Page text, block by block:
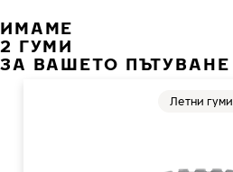
ИМАМЕ
2 ГУМИ
ЗА ВАШЕТО ПЪТУВАНЕ
Летни гуми